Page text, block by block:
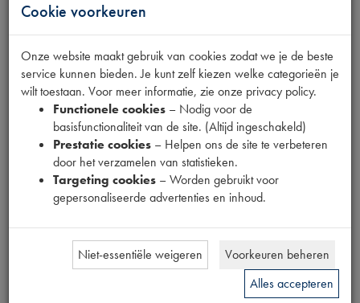
STELMOER
HANDREMKABEL
Productnummer
6280038
3,27 (€ 2,70excl. btw)
Bestel
Cookie voorkeuren
Onze website maakt gebruik van cookies zodat we je de beste
service kunnen bieden. Je kunt zelf kiezen welke categorieën je
wilt toestaan. Voor meer informatie, zie onze privacy policy.
Functionele cookies – Nodig voor de
basisfunctionaliteit van de site. (Altijd ingeschakeld)
Prestatie cookies – Helpen ons de site te verbeteren
door het verzamelen van statistieken.
Targeting cookies – Worden gebruikt voor
gepersonaliseerde advertenties en inhoud.
Niet-essentiële weigeren
Voorkeuren beheren
Alles accepteren